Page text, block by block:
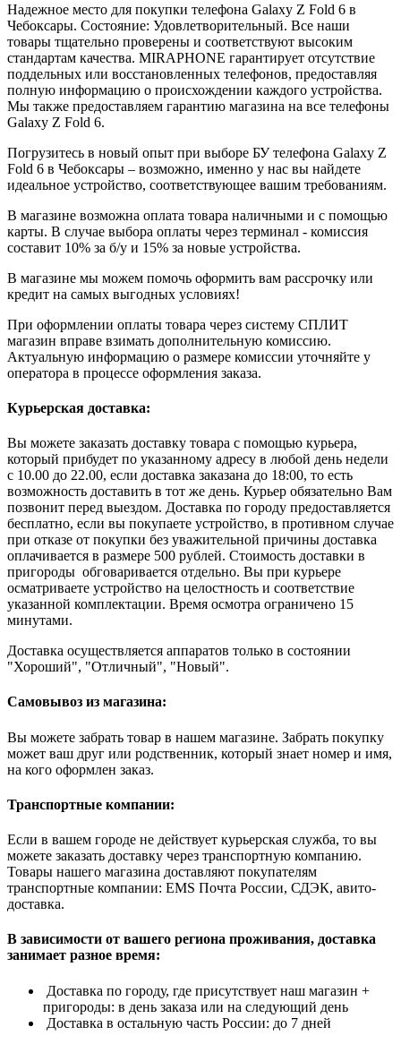
Надежное место для покупки телефона Galaxy Z Fold 6 в
Чебоксары. Состояние: Удовлетворительный. Все наши
товары тщательно проверены и соответствуют высоким
стандартам качества. MIRAPHONE гарантирует отсутствие
поддельных или восстановленных телефонов, предоставляя
полную информацию о происхождении каждого устройства.
Мы также предоставляем гарантию магазина на все телефоны
Galaxy Z Fold 6.
Погрузитесь в новый опыт при выборе БУ телефона Galaxy Z
Fold 6 в Чебоксары – возможно, именно у нас вы найдете
идеальное устройство, соответствующее вашим требованиям.
В магазине возможна оплата товара наличными и с помощью
карты. В случае выбора оплаты через терминал - комиссия
составит 10% за б/у и 15% за новые устройства.
В магазине мы можем помочь оформить вам рассрочку или
кредит на самых выгодных условиях!
При оформлении оплаты товара через систему СПЛИТ
магазин вправе взимать дополнительную комиссию.
Актуальную информацию о размере комиссии уточняйте у
оператора в процессе оформления заказа.
Курьерская доставка:
Вы можете заказать доставку товара с помощью курьера,
который прибудет по указанному адресу в любой день недели
с 10.00 до 22.00, если доставка заказана до 18:00, то есть
возможность доставить в тот же день. Курьер обязательно Вам
позвонит перед выездом. Доставка по городу предоставляется
бесплатно, если вы покупаете устройство, в противном случае
при отказе от покупки без уважительной причины доставка
оплачивается в размере 500 рублей. Стоимость доставки в
пригороды обговаривается отдельно. Вы при курьере
осматриваете устройство на целостность и соответствие
указанной комплектации. Время осмотра ограничено 15
минутами.
Доставка осуществляется аппаратов только в состоянии
"Хороший", "Отличный", "Новый".
Самовывоз из магазина:
Вы можете забрать товар в нашем магазине. Забрать покупку
может ваш друг или родственник, который знает номер и имя,
на кого оформлен заказ.
Транспортные компании:
Если в вашем городе не действует курьерская служба, то вы
можете заказать доставку через транспортную компанию.
Товары нашего магазина доставляют покупателям
транспортные компании: EMS Почта России, СДЭК, авито-
доставка.
В зависимости от вашего региона проживания, доставка
занимает разное время:
Доставка по городу, где присутствует наш магазин +
пригороды: в день заказа или на следующий день
Доставка в остальную часть России: до 7 дней